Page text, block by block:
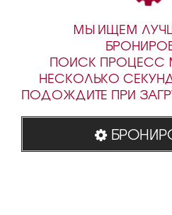
МЫ ИЩЕМ
ПОИСК ПРОЦЕСС
НЕСКОЛЬКО
ПОДОЖДИТЕ ПРИ